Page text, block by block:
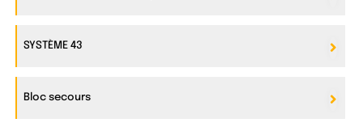
SYSTÈME 43
Bloc secours